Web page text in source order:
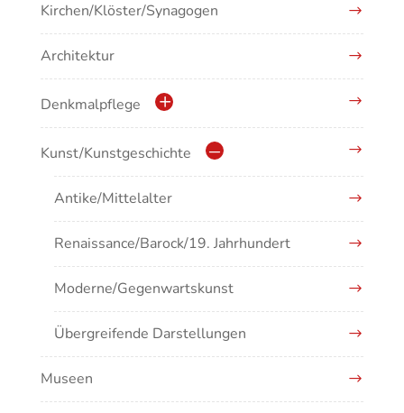
Kirchen/Klöster/Synagogen
Architektur
Denkmalpflege
Kulturdenkmale in Baden-Württemberg
Kunst/Kunstgeschichte
Antike/Mittelalter
Renaissance/Barock/19. Jahrhundert
Moderne/Gegenwartskunst
Übergreifende Darstellungen
Museen